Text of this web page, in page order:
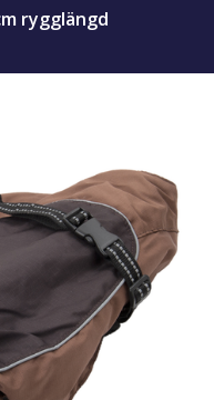
rygglängd